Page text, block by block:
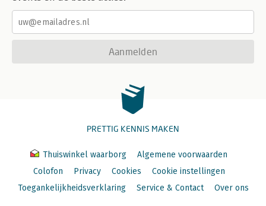
Aanmelden
PRETTIG KENNIS MAKEN
Thuiswinkel waarborg
Algemene voorwaarden
Colofon
Privacy Cookies
Cookie instellingen
Toegankelijkheidsverklaring
Service & Contact Over ons